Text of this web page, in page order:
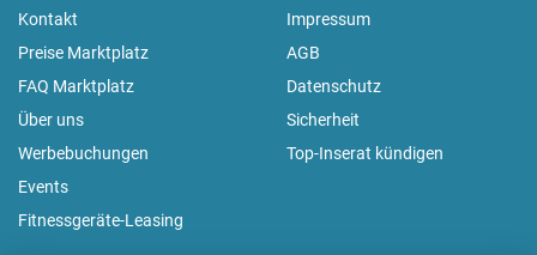
Kontakt
Preise Marktplatz
FAQ Marktplatz
Über uns
Werbebuchungen
Events
Fitnessgeräte-Leasing
Impressum
AGB
Datenschutz
Sicherheit
Top-Inserat kündigen